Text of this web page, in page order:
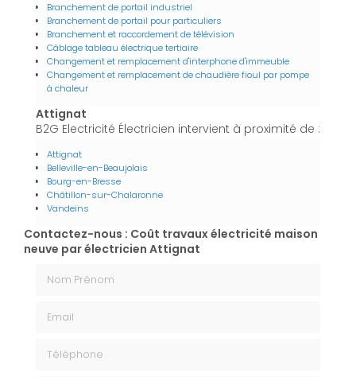
Branchement de portail industriel
Branchement de portail pour particuliers
Branchement et raccordement de télévision
Câblage tableau électrique tertiaire
Changement et remplacement d'interphone d'immeuble
Changement et remplacement de chaudière fioul par pompe
à chaleur
Attignat
B2G Electricité Électricien intervient à proximité de :
Attignat
Belleville-en-Beaujolais
Bourg-en-Bresse
Châtillon-sur-Chalaronne
Vandeins
Contactez-nous : Coût travaux électricité maison
neuve par électricien Attignat